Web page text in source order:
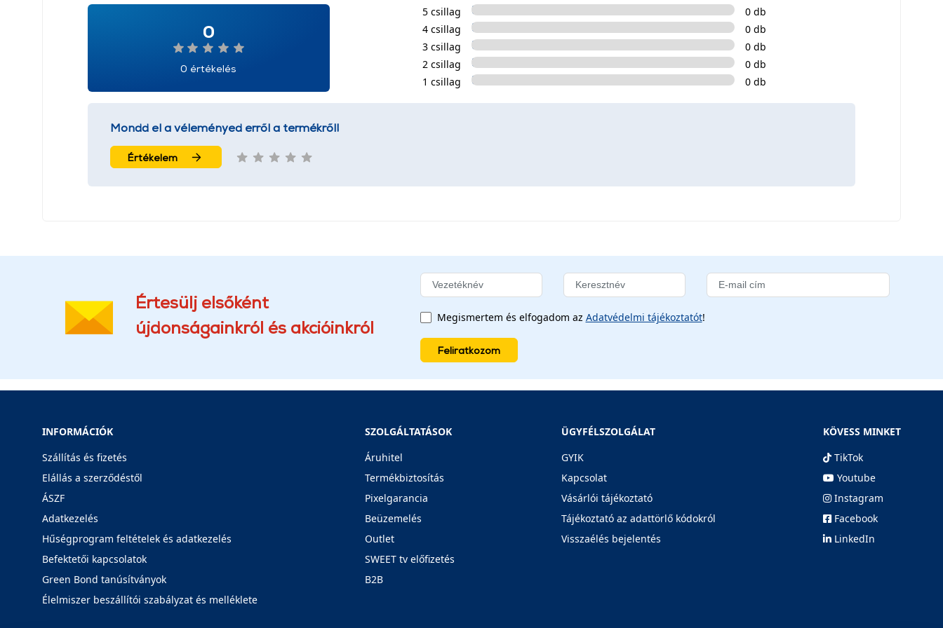
0
0 értékelés
5 csillag
0 db
4 csillag
0 db
3 csillag
0 db
2 csillag
0 db
1 csillag
0 db
Mondd el a véleményed erről a termékről!
Értékelem
Értesülj elsőként
újdonságainkról és akcióinkról
Megismertem és elfogadom az Adatvédelmi tájékoztatót!
Feliratkozom
INFORMÁCIÓK
Szállítás és fizetés
Elállás a szerződéstől
ÁSZF
Adatkezelés
Hűségprogram feltételek és adatkezelés
Befektetői kapcsolatok
Green Bond tanúsítványok
Élelmiszer beszállítói szabályzat és melléklete
SZOLGÁLTATÁSOK
Áruhitel
Termékbiztosítás
Pixelgarancia
Beüzemelés
Outlet
SWEET tv előfizetés
B2B
ÜGYFÉLSZOLGÁLAT
GYIK
Kapcsolat
Vásárlói tájékoztató
Tájékoztató az adattörlő kódokról
Visszaélés bejelentés
KÖVESS MINKET
TikTok
Youtube
Instagram
Facebook
LinkedIn